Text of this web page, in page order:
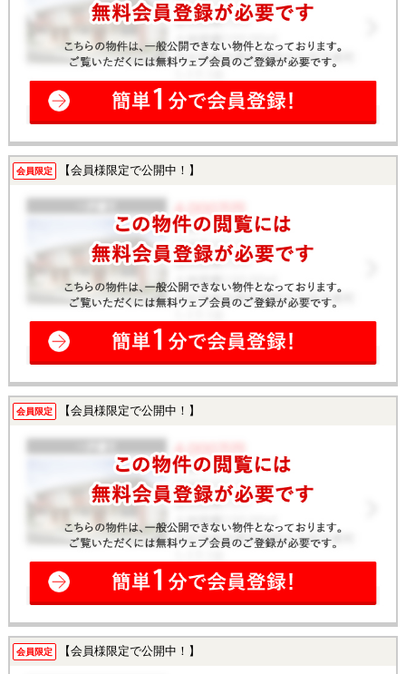
会員限定 【会員様限定で公開中！】
会員限定 【会員様限定で公開中！】
会員限定 【会員様限定で公開中！】